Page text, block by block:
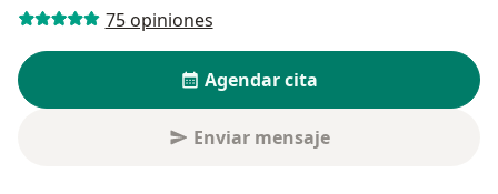
75 opiniones
Agendar cita
Enviar mensaje